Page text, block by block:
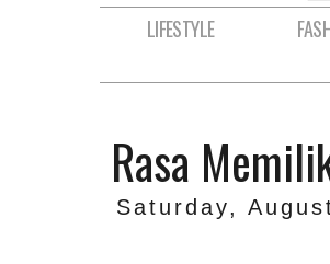
LIFESTYLE
Rasa
Saturday,